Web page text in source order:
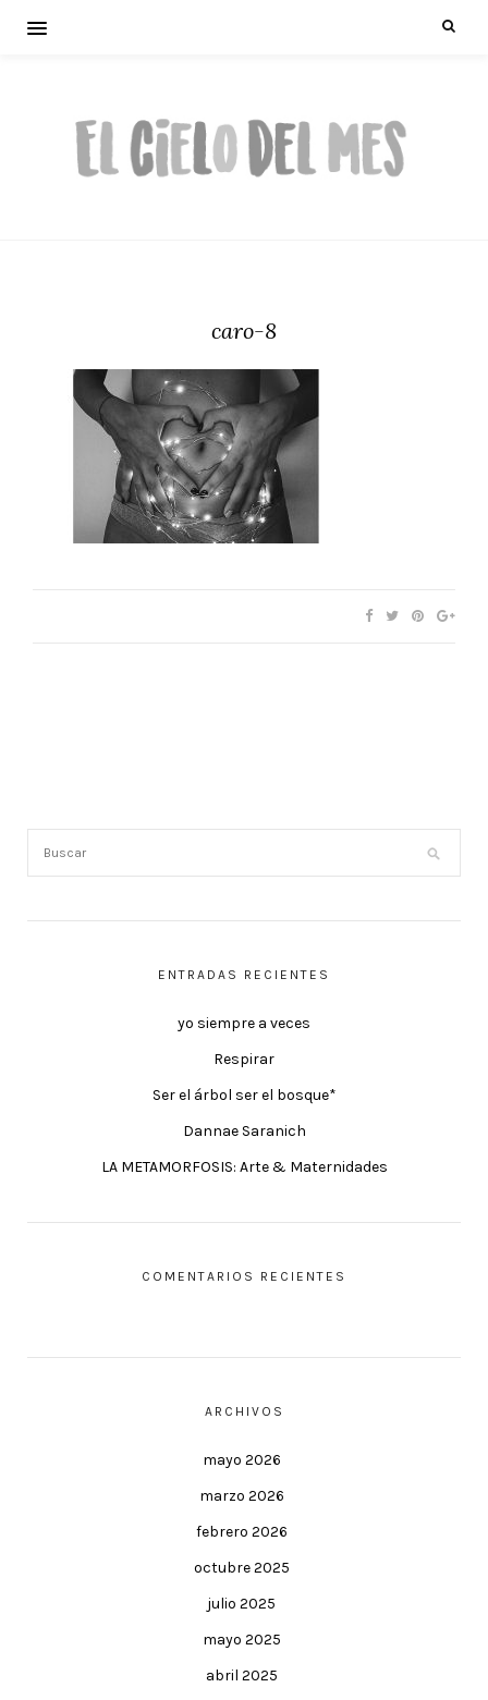
caro-8
ENTRADAS RECIENTES
yo siempre a veces
Respirar
Ser el árbol ser el bosque*
Dannae Saranich
LA METAMORFOSIS: Arte & Maternidades
COMENTARIOS RECIENTES
ARCHIVOS
mayo 2026
marzo 2026
febrero 2026
octubre 2025
julio 2025
mayo 2025
abril 2025